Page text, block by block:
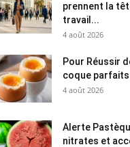
prennent la
travail...
4 août 2026
Pour Réussir
coque parfaits
4 août 2026
Alerte
nitrates et